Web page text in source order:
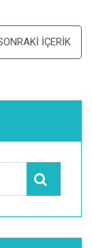
İÇERIK
Ara